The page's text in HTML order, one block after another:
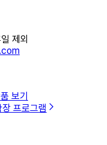
제외
보기
프로그램